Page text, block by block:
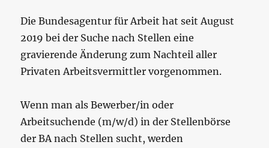
Die Bundesagentur für Arbeit hat seit August
2019 bei der Suche nach Stellen eine
gravierende Änderung zum Nachteil aller
Privaten Arbeitsvermittler vorgenommen.
Wenn man als Bewerber/in oder
Arbeitsuchende (m/w/d) in der Stellenbörse
der BA nach Stellen sucht, werden